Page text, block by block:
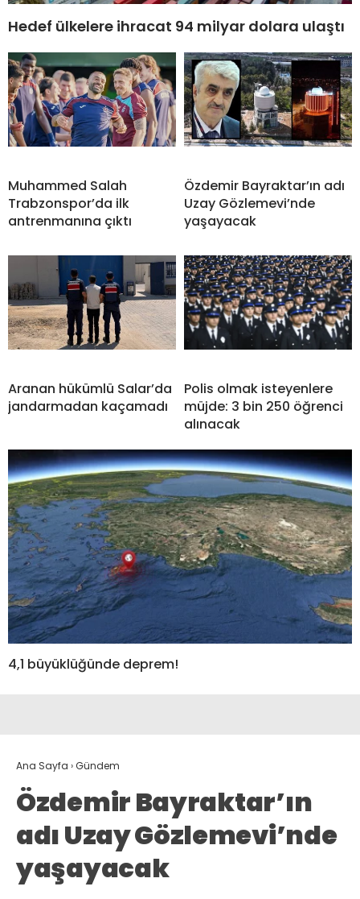
Hedef ülkelere ihracat 94 milyar dolara ulaştı
Muhammed Salah
Trabzonspor’da ilk
antrenmanına çıktı
Özdemir Bayraktar’ın adı
Uzay Gözlemevi’nde
yaşayacak
Aranan hükümlü Salar’da
jandarmadan kaçamadı
Polis olmak isteyenlere
müjde: 3 bin 250 öğrenci
alınacak
4,1 büyüklüğünde deprem!
Ana Sayfa ›Gündem
Özdemir Bayraktar’ın
adı Uzay Gözlemevi’nde
yaşayacak